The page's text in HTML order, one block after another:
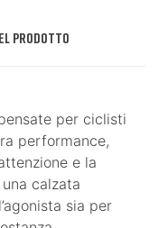
prodotto
per ciclisti
performance,
e la
calzata
sia per